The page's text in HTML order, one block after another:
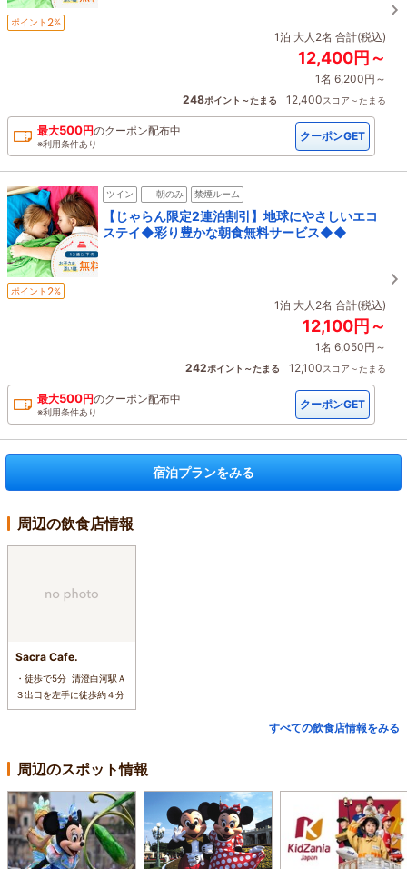
ポイント 2%
1泊 大人2名 合計(税込)
12,400円～
1名 6,200円～
248ポイント～たまる 12,400スコア～たまる
最大500円のクーポン配布中
※利用条件あり
クーポンGET
ツイン 朝のみ 禁煙ルーム
【じゃらん限定2連泊割引】地球にやさしいエコ
ステイ◆彩り豊かな朝食無料サービス◆◆
ポイント 2%
1泊 大人2名 合計(税込)
12,100円～
1名 6,050円～
242ポイント～たまる 12,100スコア～たまる
最大500円のクーポン配布中
※利用条件あり
クーポンGET
宿泊プランをみる
周辺の飲食店情報
Sacra Cafe.
・徒歩で5分 清澄白河駅Ａ
３出口を左手に徒歩約４分
すべての飲食店情報をみる
周辺のスポット情報